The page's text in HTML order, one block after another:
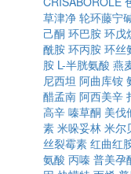
草津净 轮环藤宁
己酮 环巴胺 环戊
酰胺 环丙胺 环丝
胺 L-半胱氨酸 燕
尼西坦 阿曲库铵
醋孟南 阿西美辛
高辛 嗪草酮 美伐
素 米哚妥林 米尔
丝裂霉素 红曲红
氨酸 丙嗪 普美孕